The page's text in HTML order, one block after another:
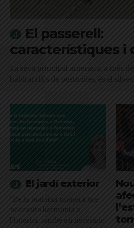
El passerell:
característiques i
La seva principal amenaça, a més
hàbitat i l'ús de pesticides, és el
El jardí exterior
"De la mateixa manera que
necessito harmonia a
l’interior, també en necessito